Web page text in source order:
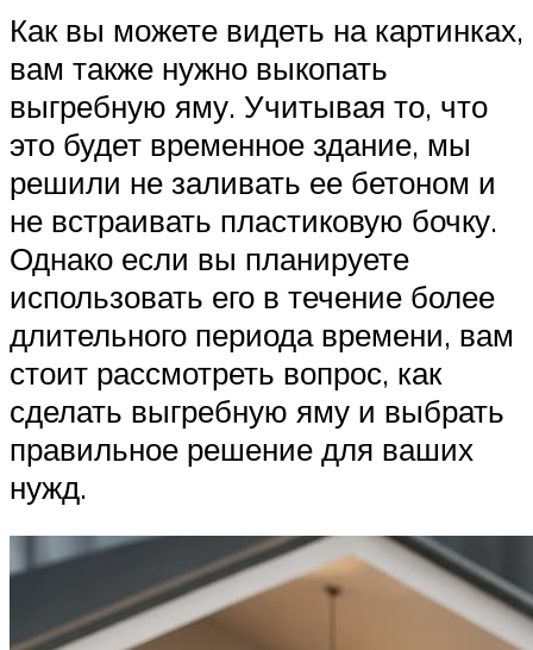
Как вы можете видеть на картинках,
вам также нужно выкопать
выгребную яму. Учитывая то, что
это будет временное здание, мы
решили не заливать ее бетоном и
не встраивать пластиковую бочку.
Однако если вы планируете
использовать его в течение более
длительного периода времени, вам
стоит рассмотреть вопрос, как
сделать выгребную яму и выбрать
правильное решение для ваших
нужд.